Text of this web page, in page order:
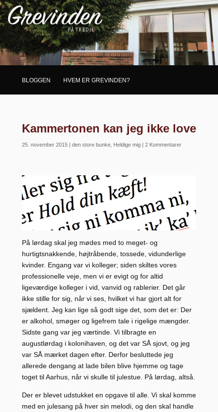
BLOGGEN HVEM ER GREVINDEN?
Kammertonen kan jeg ikke love
25. november 2015| den store bunke, Heldige mig| 2 Kommentarer
På lørdag skal jeg mødes med to meget- og
hurtigtsnakkende, højtråbende, tossede, vidunderlige
kvinder. Engang var vi kolleger; siden skiltes vores
professionelle veje, men vi er evigt og for altid
ligeværdige kolleger i vid, vanvid og rablerier. Det går
ikke stille for sig, når vi ses, hvilket vi har gjort alt for
sjældent. Jeg kan lige så godt sige det, som det er: Der
er alkohol, smøger og ligefrem tale i rigelige mængder.
Sidste gang var jeg værtinde. Vi tilbragte en
augustlørdag i kolonihaven, og det var SÅ sjovt, og jeg
var SÅ mærket dagen efter. Derfor besluttede jeg
allerede dengang at lade bilen blive hjemme og tage
toget til Aarhus, når vi skulle til julestue. På lørdag, altså.
Der er blevet udstukket en opgave til alle. Vi skal komme
med en julesang på hver sin melodi, og den skal handle